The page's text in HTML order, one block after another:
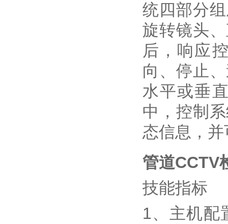
统四部分
旋转镜头
后，响应
向、停止
水平或垂
中，控制
态信息，
管道CCTV
技能指标
1、主机配